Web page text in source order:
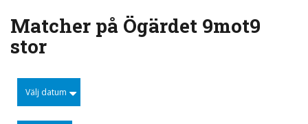
Matcher på Ögärdet 9mot9
stor
Välj datum